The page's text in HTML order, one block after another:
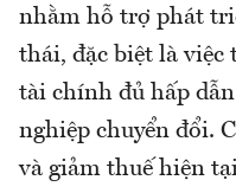
nhằm hỗ trợ phát
thái, đặc biệt là việc
tài chính đủ hấp
nghiệp chuyển đổi.
và giảm thuế hiện